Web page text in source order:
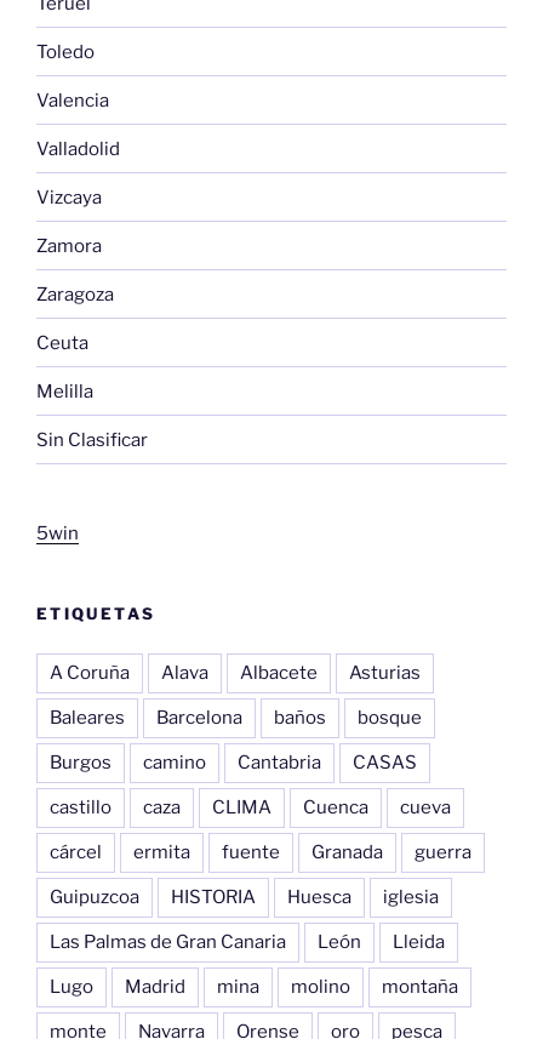
Toledo
Valencia
Valladolid
Vizcaya
Zamora
Zaragoza
Ceuta
Melilla
Sin Clasificar
5win
ETIQUETAS
A Coruña Alava Albacete Asturias
Baleares Barcelona baños bosque
Burgos camino Cantabria CASAS
castillo caza CLIMA Cuenca cueva
cárcel ermita fuente Granada guerra
Guipuzcoa HISTORIA Huesca iglesia
Las Palmas de Gran Canaria León Lleida
Lugo Madrid mina molino montaña
monte Navarra Orense oro pesca